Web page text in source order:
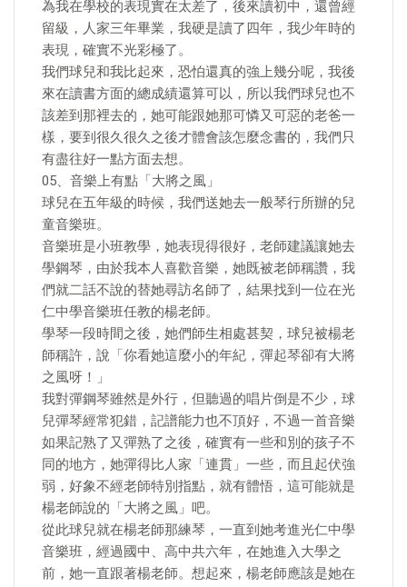
為我在學校的表現實在太差了，後來讀初中，還曾經
留級，人家三年畢業，我硬是讀了四年，我少年時的
表現，確實不光彩極了。
我們球兒和我比起來，恐怕還真的強上幾分呢，我後
來在讀書方面的總成績還算可以，所以我們球兒也不
該差到那裡去的，她可能跟她那可憐又可惡的老爸一
樣，要到很久很久之後才體會該怎麼念書的，我們只
有盡往好一點方面去想。
05、音樂上有點「大將之風」
球兒在五年級的時候，我們送她去一般琴行所辦的兒
童音樂班。
音樂班是小班教學，她表現得很好，老師建議讓她去
學鋼琴，由於我本人喜歡音樂，她既被老師稱讚，我
們就二話不說的替她尋訪名師了，結果找到一位在光
仁中學音樂班任教的楊老師。
學琴一段時間之後，她們師生相處甚契，球兒被楊老
師稱許，說「你看她這麼小的年紀，彈起琴卻有大將
之風呀！」
我對彈鋼琴雖然是外行，但聽過的唱片倒是不少，球
兒彈琴經常犯錯，記譜能力也不頂好，不過一首音樂
如果記熟了又彈熟了之後，確實有一些和別的孩子不
同的地方，她彈得比人家「連貫」一些，而且起伏強
弱，好象不經老師特別指點，就有體悟，這可能就是
楊老師說的「大將之風」吧。
從此球兒就在楊老師那練琴，一直到她考進光仁中學
音樂班，經過國中、高中共六年，在她進入大學之
前，她一直跟著楊老師。想起來，楊老師應該是她在